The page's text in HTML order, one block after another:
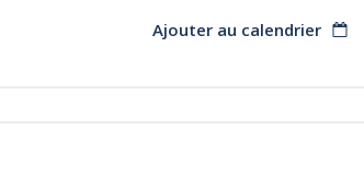
Ajouter au calendrier